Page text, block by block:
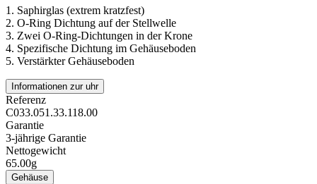
1. Saphirglas (extrem kratzfest)
2. O-Ring Dichtung auf der Stellwelle
3. Zwei O-Ring-Dichtungen in der Krone
4. Spezifische Dichtung im Gehäuseboden
5. Verstärkter Gehäuseboden
Informationen zur uhr
Referenz
C033.051.33.118.00
Garantie
3-jährige Garantie
Nettogewicht
65.00g
Gehäuse